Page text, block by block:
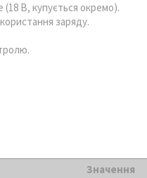
(18 В, купується окремо).
заряду.
Значення